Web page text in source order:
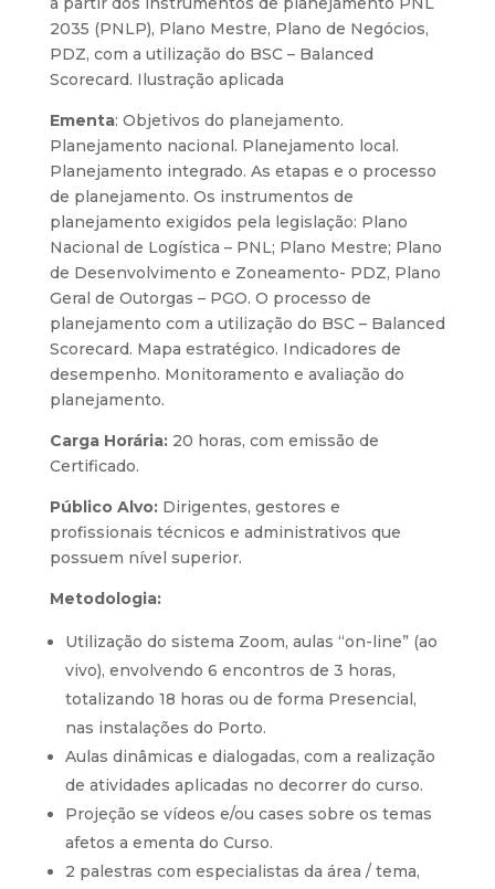
2035 (PNLP), Plano Mestre, Plano de Negócios,
PDZ, com a utilização do BSC – Balanced
Scorecard. Ilustração aplicada
Ementa: Objetivos do planejamento.
Planejamento nacional. Planejamento local.
Planejamento integrado. As etapas e o processo
de planejamento. Os instrumentos de
planejamento exigidos pela legislação: Plano
Nacional de Logística – PNL; Plano Mestre; Plano
de Desenvolvimento e Zoneamento- PDZ, Plano
Geral de Outorgas – PGO. O processo de
planejamento com a utilização do BSC – Balanced
Scorecard. Mapa estratégico. Indicadores de
desempenho. Monitoramento e avaliação do
planejamento.
Carga Horária:20 horas, com emissão de
Certificado.
Público Alvo:Dirigentes, gestores e
profissionais técnicos e administrativos que
possuem nível superior.
Metodologia:
Utilização do sistema Zoom, aulas “on-line” (ao
vivo), envolvendo 6 encontros de 3 horas,
totalizando 18 horas ou de forma Presencial,
nas instalações do Porto.
Aulas dinâmicas e dialogadas, com a realização
de atividades aplicadas no decorrer do curso.
Projeção se vídeos e/ou cases sobre os temas
afetos a ementa do Curso.
2 palestras com especialistas da área / tema,